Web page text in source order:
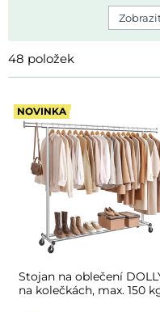
48 položek
NOVINKA
Stojan na oblečení
na kolečkách, max. 150